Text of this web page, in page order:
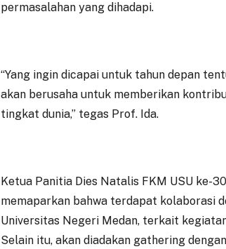
permasalahan yang dihadapi.
“Yang ingin dicapai untuk tahun depan
akan berusaha untuk memberikan
tingkat dunia,” tegas Prof. Ida.
Ketua Panitia Dies Natalis FKM USU ke-
memaparkan bahwa terdapat kolaborasi
Universitas Negeri Medan, terkait
Selain itu, akan diadakan gathering